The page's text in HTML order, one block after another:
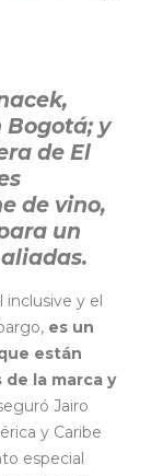
Bogotá; y
de El
de vino,
un
inclusive y el
es un
están
la marca y
Jairo
y Caribe
especial